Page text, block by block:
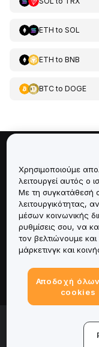
ETH to SOL
ETH to BNB
BTCto DOGE
Υπηρεσίες
Υποστήριξη
Προϊόντα
Νομικά
© 2025-2026
νομίμου δικαιώματος.
Χρησιμοποιούμε
λειτουργεί αυτός ο
Με τη συγκατάθεσή
λειτουργικότητας,
μέσων κοινωνικής
ρυθμίσεις σου, να
τον βελτιώνουμε
μάρκετινγκ και
Αποδοχή
cookies